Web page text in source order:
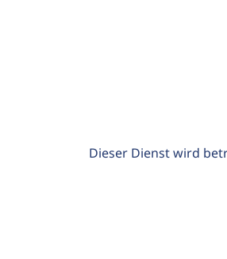
Dieser Dienst wird